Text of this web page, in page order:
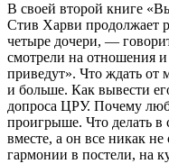
В своей второй книге
Стив Харви продолжает
четыре дочери, —
смотрели на отношения
приведут». Что ждать от
и больше. Как вывести
допроса ЦРУ. Почему
проигрыше. Что делать в
вместе, а он все никак
гармонии в постели, на